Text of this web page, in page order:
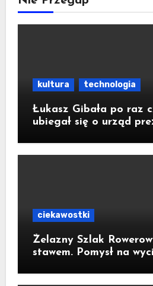
kultura technologia
Łukasz Gibała po raz
ubiegał się o urząd
ciekawostki
Żelazny Szlak
stawem. Pomysł na